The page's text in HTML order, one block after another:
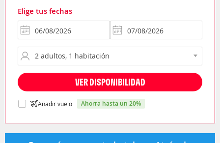
Elige tus fechas
VER DISPONIBILIDAD
Añadir vuelo ahorra hasta un 20%